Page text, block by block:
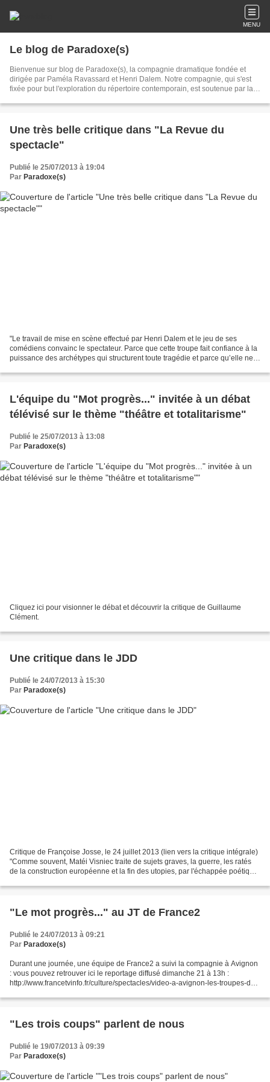
MENU
Le blog de Paradoxe(s)
Bienvenue sur blog de Paradoxe(s), la compagnie dramatique fondée et
dirigée par Paméla Ravassard et Henri Dalem. Notre compagnie, qui s'est
fixée pour but l'exploration du répertoire contemporain, est soutenue par la
Une très belle critique dans "La Revue du
spectacle"
Publié le 25/07/2013 à 19:04
Par Paradoxe(s)
"Le travail de mise en scène effectué par Henri Dalem et le jeu de ses
comédiens convainc le spectateur. Parce que cette troupe fait confiance à la
puissance des archétypes qui structurent toute tragédie et parce qu’elle ne
L'équipe du "Mot progrès..." invitée à un débat
télévisé sur le thème "théâtre et totalitarisme"
Publié le 25/07/2013 à 13:08
Par Paradoxe(s)
Cliquez ici pour visionner le débat et découvrir la critique de Guillaume
Clément.
Une critique dans le JDD
Publié le 24/07/2013 à 15:30
Par Paradoxe(s)
Critique de Françoise Josse, le 24 juillet 2013 (lien vers la critique intégrale)
"Comme souvent, Matéi Visniec traite de sujets graves, la guerre, les ratés
de la construction européenne et la fin des utopies, par l'échappée poétique
"Le mot progrès..." au JT de France2
Publié le 24/07/2013 à 09:21
Par Paradoxe(s)
Durant une journée, une équipe de France2 a suivi la compagnie à Avignon
: vous pouvez retrouver ici le reportage diffusé dimanche 21 à 13h :
http://www.francetvinfo.fr/culture/spectacles/video-a-avignon-les-troupes-de-
"Les trois coups" parlent de nous
Publié le 19/07/2013 à 09:39
Par Paradoxe(s)